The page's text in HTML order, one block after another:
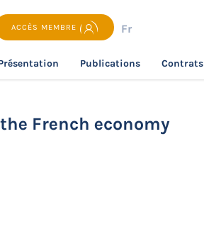
ACCÈS MEMBRE Fr
Publications Contrats
French economy